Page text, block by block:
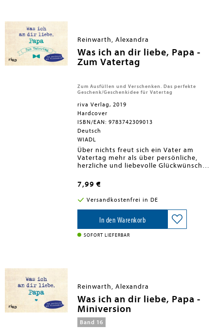
Geschenk, das du deinem Vater machen
kannst.Mehr Informationen und weitere
tolle Produkte zum Bestseller »Was ich
an dir liebe« von Alexandra Reinwarth
gibt es unter: www.was-ich-an-dir-
Reinwarth, Alexandra
Was ich an dir liebe, Papa -
Zum Vatertag
Zum Ausfüllen und Verschenken. Das perfekte
Geschenk/Geschenkidee für Vatertag
riva Verlag, 2019
Hardcover
ISBN/EAN: 9783742309013
Deutsch
WIADL
Über nichts freut sich ein Vater am
Vatertag mehr als über persönliche,
herzliche und liebevolle Glückwünsche
Zum Vatertag ist viel kreativer und
origineller als jede Karte oder eine
Schachtel Pralinen. Die Antworten zum
Ankreuzen und kleinen Denkanstöße
zum Ausfüllen ermöglichen es, mit
geringem Aufwand ganz individuelle
Vatertagsgrüße zu formulieren. Eine
größere Freude kann man seinem
7,99 €
Versandkostenfrei in DE
In den Warenkorb
SOFORT LIEFERBAR
Reinwarth, Alexandra
Was ich an dir liebe, Papa -
Miniversion
Band 16